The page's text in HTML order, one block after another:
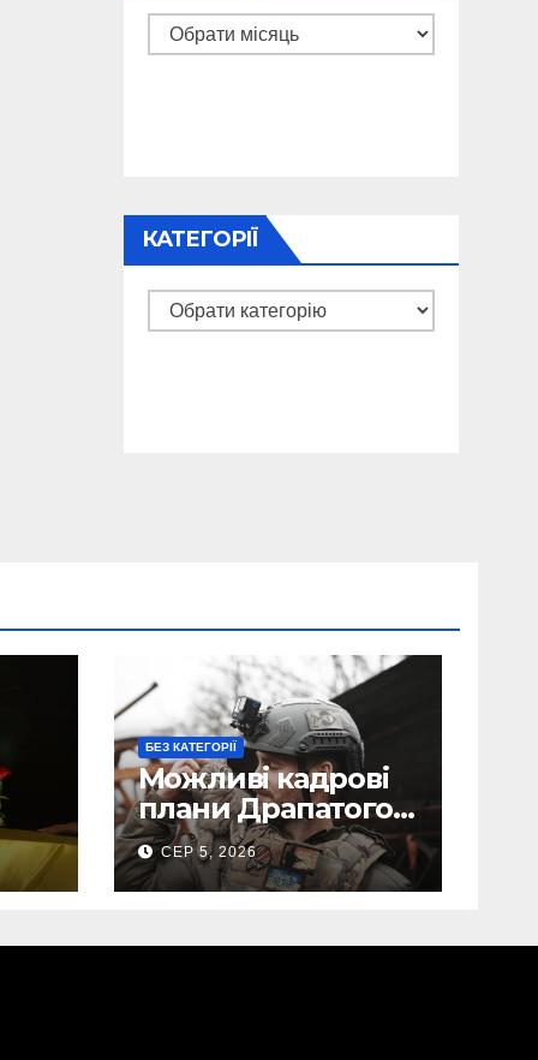
Архіви
КАТЕГОРІЇ
Категорії
БЕЗ КАТЕГОРІЇ
Можливі кадрові
плани Драпатого:
Маркусу
пророкують
важливу посаду у
СЕР 5, 2026